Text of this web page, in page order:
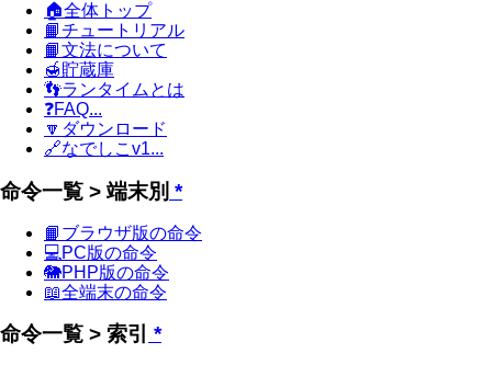
🏠全体トップ
📙チュートリアル
📙文法について
🍯貯蔵庫
👣ランタイムとは
❓FAQ...
🔽ダウンロード
🔗なでしこv1...
命令一覧 > 端末別 *
📙ブラウザ版の命令
💻PC版の命令
🐘PHP版の命令
📖全端末の命令
命令一覧 > 索引 *